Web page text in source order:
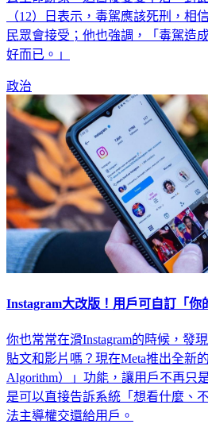
去生命跡象，送醫後雙雙不治。對
（12）日表示，毒駕應該死刑，相
民眾會接受；他也強調，「毒駕造
政治
你也常常在滑Instagram的時候，發
貼文和影片嗎？現在Meta推出全新
Algorithm）」功能，讓用戶不再只
是可以直接告訴系統「想看什麼、